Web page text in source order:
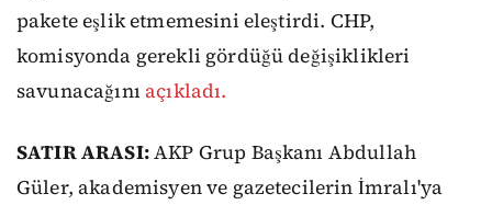
pakete eşlik etmemesini eleştirdi. CHP,
komisyonda gerekli gördüğü değişiklikleri
savunacağını açıkladı.
SATIR ARASI:AKP Grup Başkanı Abdullah
Güler, akademisyen ve gazetecilerin İmralı'ya